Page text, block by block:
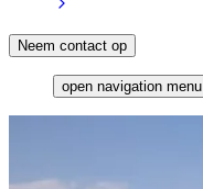
Neem contact op
open navigation menu